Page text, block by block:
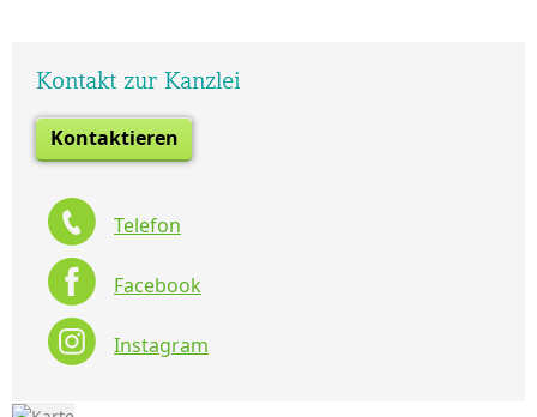
Kontakt zur Kanzlei
Kontaktieren
Telefon
Facebook
Instagram